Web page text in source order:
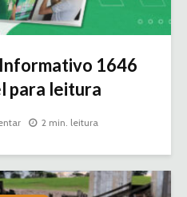
1646
para leitura
2 min. leitura